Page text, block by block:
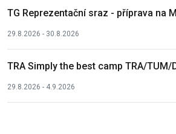
TG Reprezentační sraz - příprava na
29.8.2026 - 30.8.2026
TRA Simply the best camp TRA/TUM/
29.8.2026 - 4.9.2026